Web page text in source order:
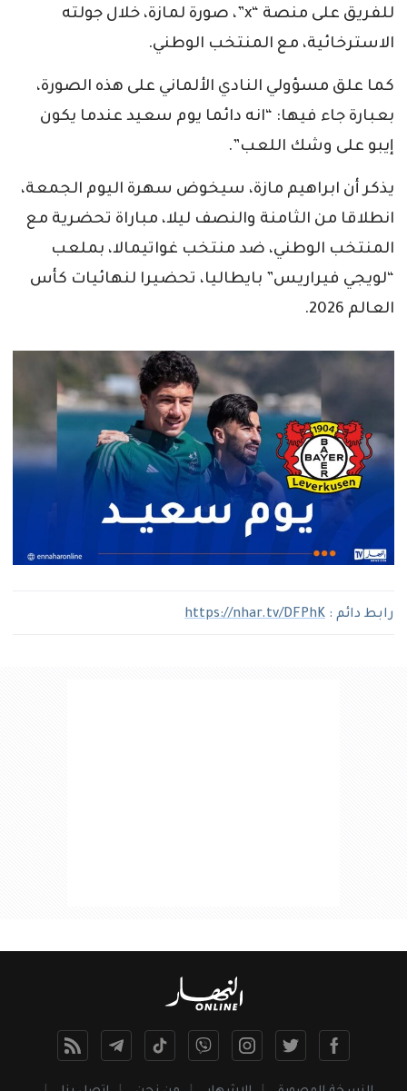
للفريق على منصة “x”، صورة لمازة، خلال جولته
الاسترخائية، مع المنتخب الوطني.
كما علق مسؤولي النادي الألماني على هذه الصورة،
بعبارة جاء فيها: “انه دائما يوم سعيد عندما يكون
إيبو على وشك اللعب”.
يذكر أن ابراهيم مازة، سيخوض سهرة اليوم الجمعة،
انطلاقا من الثامنة والنصف ليلا، مباراة تحضرية مع
المنتخب الوطني، ضد منتخب غواتيمالا، بملعب
“لويجي فيراريس” بايطاليا، تحضيرا لنهائيات كأس
العالم 2026.
رابط دائم : https://nhar.tv/DFPhK